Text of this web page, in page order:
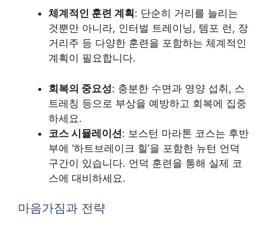
체계적인 훈련 계획 : 단순히 거리를 늘리는
것뿐만 아니라, 인터벌 트레이닝, 템포 런, 장
거리주 등 다양한 훈련을 포함하는 체계적인
계획이 필요합니다.
회복의 중요성: 충분한 수면과 영양 섭취, 스
트레칭 등으로 부상을 예방하고 회복에 집중
하세요.
코스 시뮬레이션: 보스턴 마라톤 코스는 후반
부에 ‘하트브레이크 힐’을 포함한 뉴턴 언덕
구간이 있습니다. 언덕 훈련을 통해 실제 코
스에 대비하세요.
마음가짐과 전략